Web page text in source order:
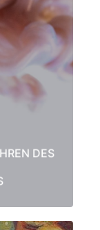
DES
woher
gesamte